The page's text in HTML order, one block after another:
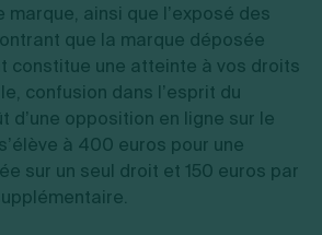
ainsi que l’exposé des
que la marque déposée
constitue une atteinte à vos droits
confusion dans l’esprit du
d’une opposition en ligne sur le
à 400 euros pour une
sur un seul droit et 150 euros par